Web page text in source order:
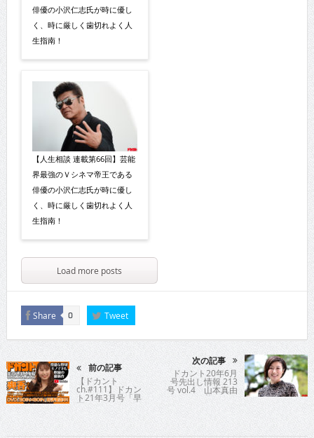
俳優の小沢仁志氏が時に優し
く、時に厳しく歯切れよく人
生指南！
【人生相談 連載第66回】芸能
界最強のＶシネマ帝王である
俳優の小沢仁志氏が時に優し
く、時に厳しく歯切れよく人
生指南！
Load more posts
Share 0 Tweet
前の記事
【ドカント
ch.#111】ドカン
ト21年3月号「早
耳！エンタメ・イ
ンタビュー558」
爽香さんの動画第
2弾！
次の記事
ドカント20年6月
号先出し情報 213
号 vol.4 山本真由
美さん